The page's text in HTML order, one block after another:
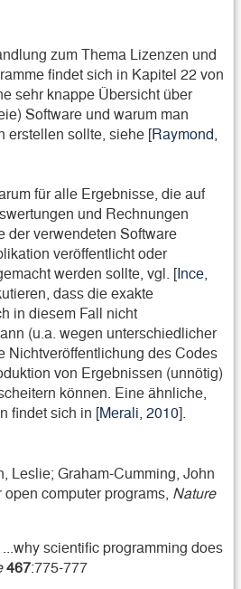
zum Thema Lizenzen und
findet sich in Kapitel 22 von
sehr knappe Übersicht über
Software und warum man
erstellen sollte, siehe [Raymond,
für alle Ergebnisse, die auf
und Rechnungen
der verwendeten Software
veröffentlicht oder
werden sollte, vgl. [Ince,
dass die exakte
in diesem Fall nicht
(u.a. wegen unterschiedlicher
Nichtveröffentlichung des Codes
von Ergebnissen (unnötig)
können. Eine ähnliche,
findet sich in [Merali, 2010].
Leslie; Graham-Cumming, John
computer programs, Nature
scientific programming does
467:775-777